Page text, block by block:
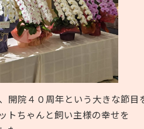
開院４０周年という大きな節目
トちゃんと飼い主様の幸せを